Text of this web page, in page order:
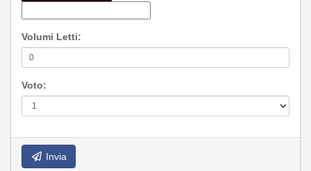
Volumi Letti:
Voto:
Invia